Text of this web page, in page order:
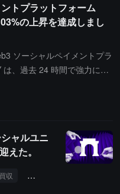
トプラットフォーム
の上昇を達成しまし
ソーシャルペイメントプラ
、過去 24 時間で強力に上
ャルユニ
えた。
買収 Dan Romero